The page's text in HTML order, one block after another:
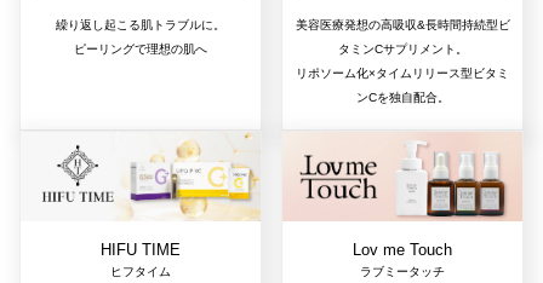
繰り返し起こる肌トラブルに。
ピーリングで理想の肌へ
美容医療発想の高吸収&長時間持続型ビ
タミンCサプリメント。
リポソーム化×タイムリリース型ビタミ
ンCを独自配合。
HIFU TIME
ヒフタイム
Lov me Touch
ラブミータッチ